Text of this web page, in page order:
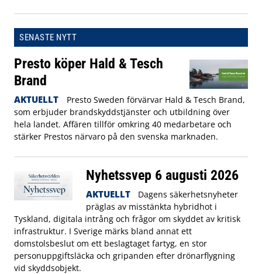
SENASTE NYTT
Presto köper Hald & Tesch
Brand
AKTUELLT
Presto Sweden förvärvar Hald & Tesch Brand,
som erbjuder brandskyddstjänster och utbildning över
hela landet. Affären tillför omkring 40 medarbetare och
stärker Prestos närvaro på den svenska marknaden.
Nyhetssvep 6 augusti 2026
AKTUELLT
Dagens säkerhetsnyheter
präglas av misstänkta hybridhot i
Tyskland, digitala intrång och frågor om skyddet av kritisk
infrastruktur. I Sverige märks bland annat ett
domstolsbeslut om ett beslagtaget fartyg, en stor
personuppgiftsläcka och gripanden efter drönarflygning
vid skyddsobjekt.